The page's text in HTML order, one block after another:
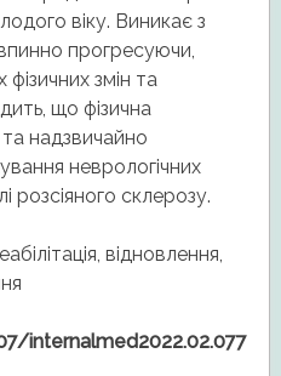
віку. Виникає з
прогресуючи,
змін та
що фізична
та надзвичайно
неврологічних
розсіяного склерозу.
відновлення,
internalmed2022.02.077